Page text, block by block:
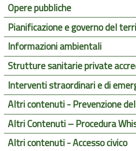
Opere pubbliche
Pianificazione e governo del
Informazioni ambientali
Strutture sanitarie private
Interventi straordinari e di
Altri contenuti - Prevenzione
Altri Contenuti – Procedura
Altri contenuti - Accesso civico